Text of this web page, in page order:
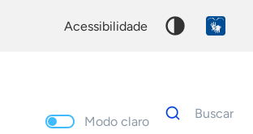
acessibilidade
Modo claro
Dados
para
Buscar